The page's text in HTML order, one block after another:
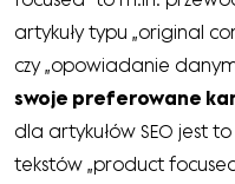
artykuły typu „original
czy „opowiadanie
swoje preferowane
dla artykułów SEO jest
tekstów „product